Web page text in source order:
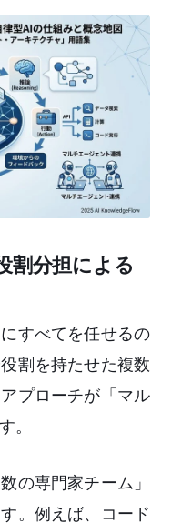
割分担による
すべてを任せるの
割を持たせた複数
プローチが「マル
。
の専門家チーム」
。例えば、コード